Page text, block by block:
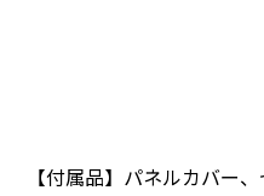
【付属品】パネルカバー